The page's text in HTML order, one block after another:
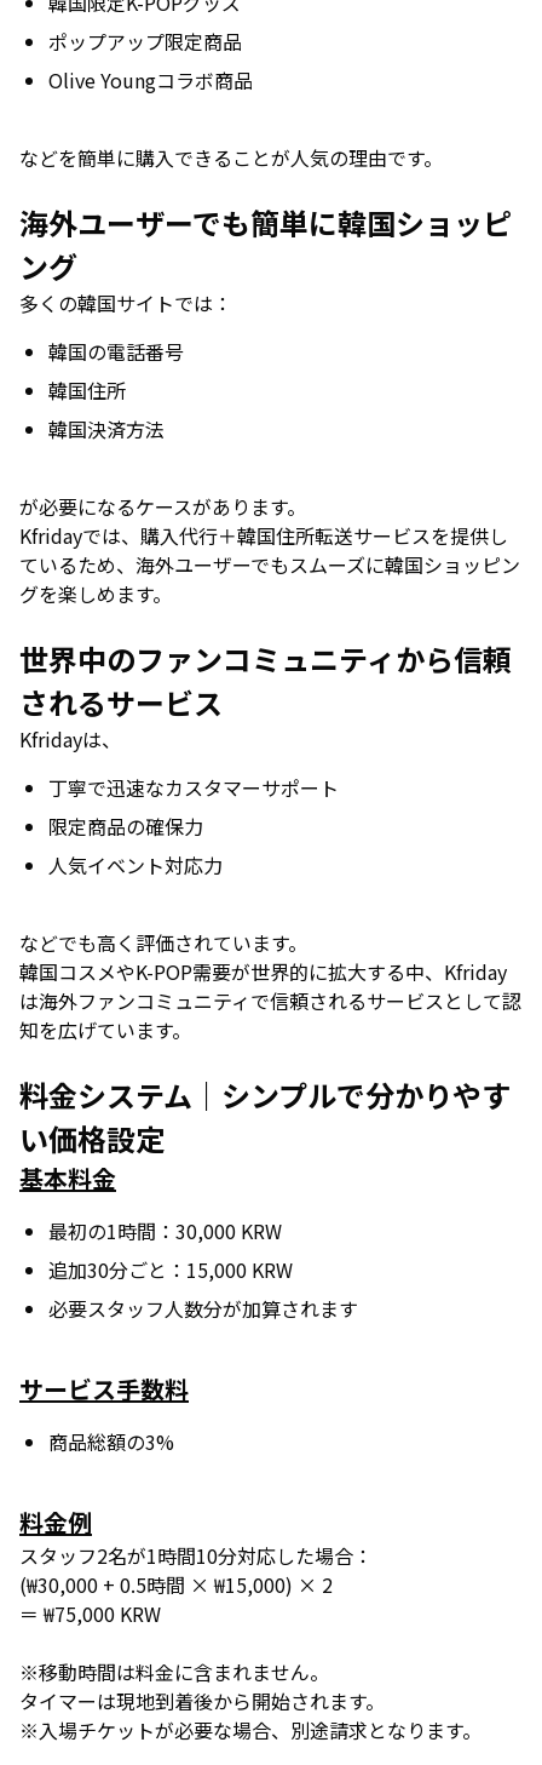
ポップアップ限定商品
Olive Youngコラボ商品
などを簡単に購入できることが人気の理由です。
海外ユーザーでも簡単に韓国ショッピ
ング
多くの韓国サイトでは：
韓国の電話番号
韓国住所
韓国決済方法
が必要になるケースがあります。
Kfridayでは、購入代行＋韓国住所転送サービスを提供し
ているため、海外ユーザーでもスムーズに韓国ショッピン
グを楽しめます。
世界中のファンコミュニティから信頼
されるサービス
Kfridayは、
丁寧で迅速なカスタマーサポート
限定商品の確保力
人気イベント対応力
などでも高く評価されています。
韓国コスメやK-POP需要が世界的に拡大する中、Kfriday
は海外ファンコミュニティで信頼されるサービスとして認
知を広げています。
料金システム｜シンプルで分かりやす
い価格設定
基本料金
最初の1時間：30,000 KRW
追加30分ごと：15,000 KRW
必要スタッフ人数分が加算されます
サービス手数料
商品総額の3%
料金例
スタッフ2名が1時間10分対応した場合：
(₩30,000 + 0.5時間 × ₩15,000) × 2
＝ ₩75,000 KRW
※移動時間は料金に含まれません。
タイマーは現地到着後から開始されます。
※入場チケットが必要な場合、別途請求となります。